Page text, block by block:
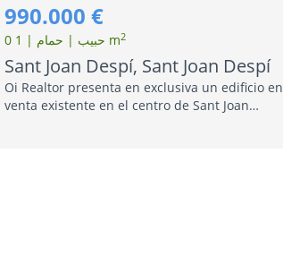
990.000 €
0 حبیب | حمام | 1 m2
Sant Joan Despí, Sant Joan Despí
Oi Realtor presenta en exclusiva un edificio en
venta existente en el centro de Sant Joan